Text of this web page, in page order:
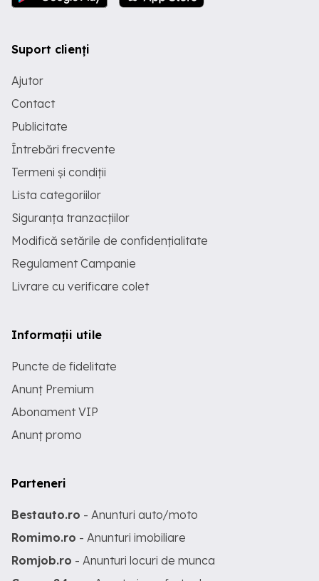
Suport clienți
Ajutor
Contact
Publicitate
Întrebări frecvente
Termeni și condiții
Lista categoriilor
Siguranța tranzacțiilor
Modifică setările de confidențialitate
Regulament Campanie
Livrare cu verificare colet
Informații utile
Puncte de fidelitate
Anunț Premium
Abonament VIP
Anunț promo
Parteneri
Bestauto.ro - Anunturi auto/moto
Romimo.ro - Anunturi imobiliare
Romjob.ro - Anunturi locuri de munca